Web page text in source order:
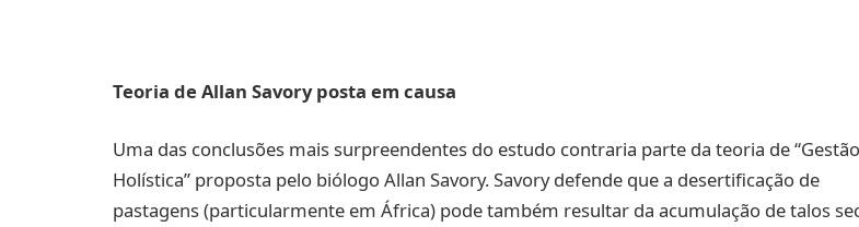
Teoria de Allan Savory posta em causa
Uma das conclusões mais surpreendentes do estudo contraria parte da teoria de “Gestão
Holística” proposta pelo biólogo Allan Savory. Savory defende que a desertificação de
pastagens (particularmente em África) pode também resultar da acumulação de talos